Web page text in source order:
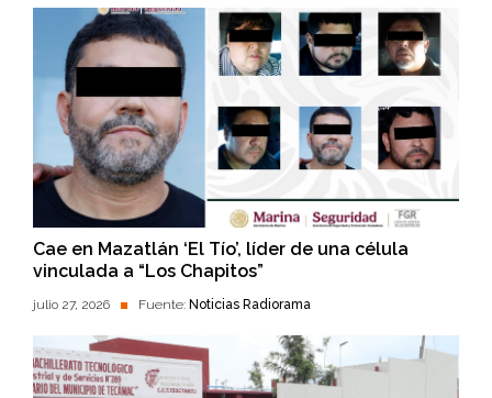
Cae en Mazatlán ‘El Tío’, líder de una célula
vinculada a “Los Chapitos”
julio 27, 2026 Fuente: Noticias Radiorama